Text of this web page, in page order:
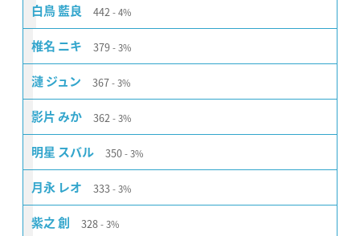
白鳥 藍良 442 4%
椎名 ニキ 379 3%
漣 ジュン 367 3%
影片 みか 362 3%
明星 スバル 350 3%
月永 レオ 333 3%
紫之 創 328 3%